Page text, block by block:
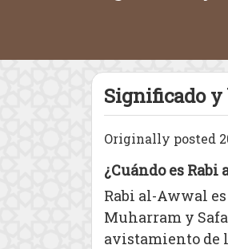
Significado y
Originally posted
¿Cuándo es
Rabi al-Awwal
Muharram y
avistamiento de